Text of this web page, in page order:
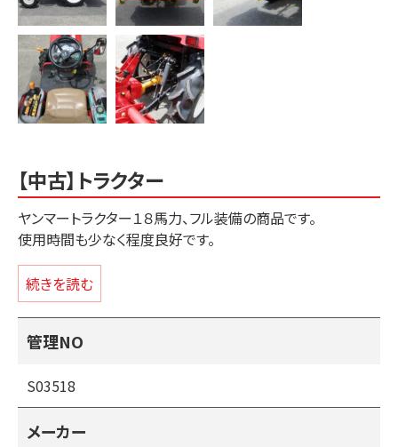
【中古】トラクター
ヤンマートラクター１８馬力、フル装備の商品です。
使用時間も少なく程度良好です。
・エンジン排気量 １,１１５ｃｃ
・エンジン馬力 １８馬力
・ロータリ幅 １４００ｍｍ
・自動水平制御/畑作制御付き
・前輪倍速
・オートロータリー
・オートバックアップ
続きを読む
管理NO
S03518
メーカー